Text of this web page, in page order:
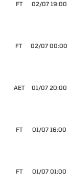
02/07 19:00
FT
02/07 00:00
FT
01/07 20:00
AET
01/07 16:00
FT
01/07 01:00
FT